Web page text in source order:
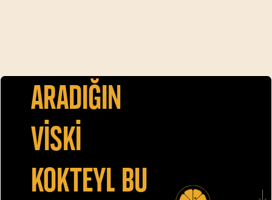
Aradiğin
vİskİ
kokteyl bu